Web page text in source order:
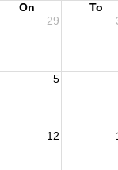
On
To
29
5
12